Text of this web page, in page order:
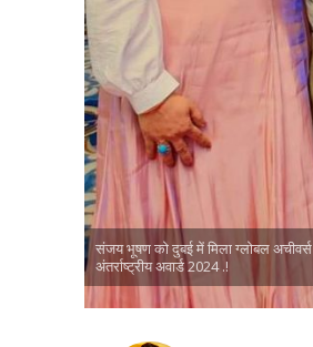
संजय भूषण को दुबई में मिला ग्लोबल अचीवर्स
अंतर्राष्ट्रीय अवार्ड 2024 .!